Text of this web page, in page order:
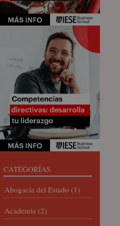
CATEGORÍAS
Abogacía del Estado (1)
Academia (2)